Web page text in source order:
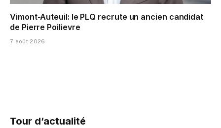
Vimont-Auteuil: le PLQ recrute un ancien candidat
de Pierre Poilievre
7 août 2026
Tour d’actualité